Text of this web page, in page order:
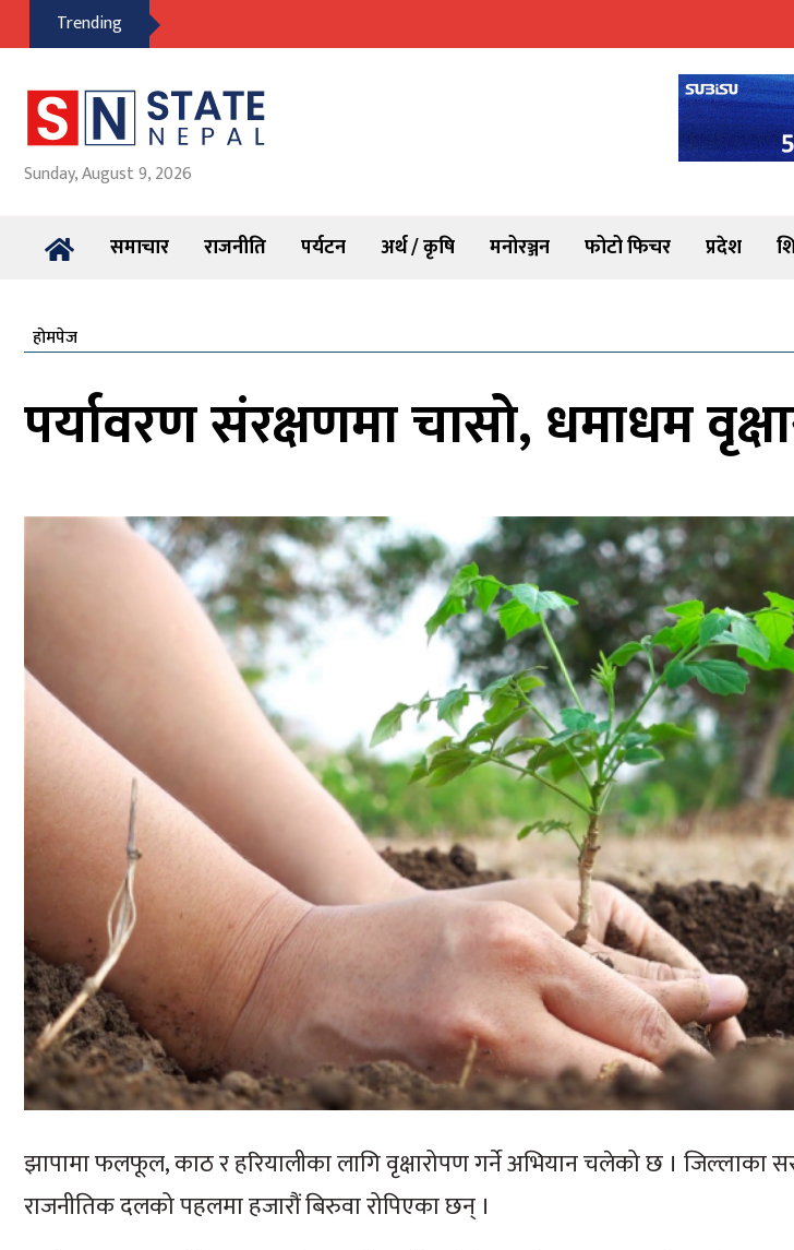
Trending
Sunday, August 9, 2026
समाचार राजनीति पर्यटन अर्थ / कृषि मनोरञ्जन फोटो फिचर प्रदेश
होमपेज
पर्यावरण संरक्षणमा चासो, धमाधम
झापामा फलफूल, काठ र हरियालीका लागि वृक्षारोपण गर्ने अभियान चलेको छ । जिल्लाका
राजनीतिक दलको पहलमा हजारौं बिरुवा रोपिएका छन् ।